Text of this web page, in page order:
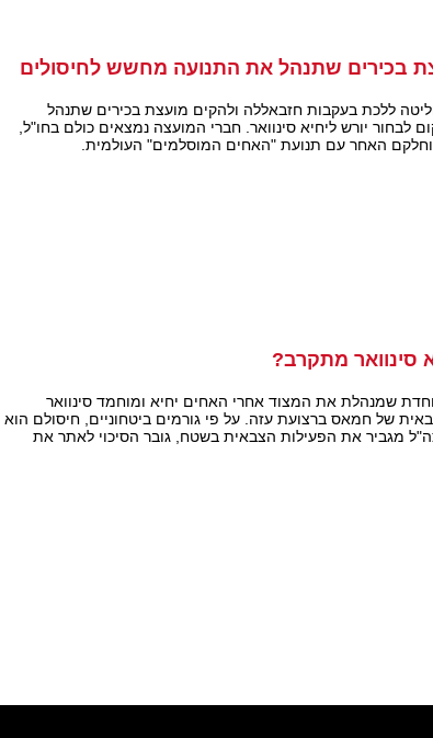
בכירים שתנהל את התנועה מחשש לחיסולים
ללכת בעקבות חזבאללה ולהקים מועצת בכירים שתנהל
לבחור יורש ליחיא סינוואר. חברי המועצה נמצאים כולם בחו"ל,
האחר עם תנועת "האחים המוסלמים" העולמית.
סינוואר מתקרב?
שמנהלת את המצוד אחרי האחים יחיא ומוחמד סינוואר
של חמאס ברצועת עזה. על פי גורמים ביטחוניים, חיסולם הוא
מגביר את הפעילות הצבאית בשטח, גובר הסיכוי לאתר את